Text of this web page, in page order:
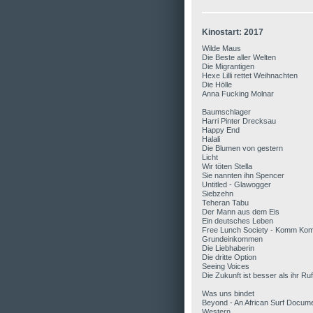
Kinostart: 2017
Wilde Maus
Die Beste aller Welten
Die Migrantigen
Hexe Lilli rettet Weihnachten
Die Hölle
Anna Fucking Molnar
Baumschlager
Harri Pinter Drecksau
Happy End
Halali
Die Blumen von gestern
Licht
Wir töten Stella
Sie nannten ihn Spencer
Untitled ‐ Glawogger
Siebzehn
Teheran Tabu
Der Mann aus dem Eis
Ein deutsches Leben
Free Lunch Society ‐ Komm
Grundeinkommen
Die Liebhaberin
Die dritte Option
Seeing Voices
Die Zukunft ist besser als ihr Ruf
Was uns bindet
Beyond - An African Surf